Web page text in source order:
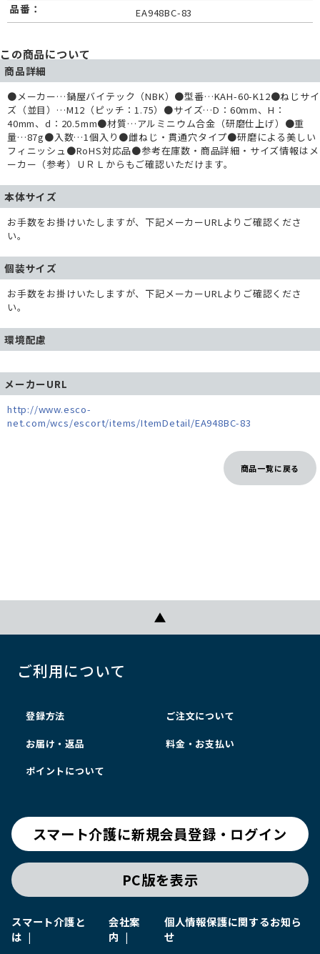
品番： EA948BC-83
この商品について
商品詳細
●メーカー…鍋屋バイテック（NBK）●型番…KAH-60-K12●ねじサイ
ズ（並目）…M12（ピッチ：1.75）●サイズ…D：60mm、H：
40mm、d：20.5mm●材質…アルミニウム合金（研磨仕上げ）●重
量…87g●入数…1個入り●雌ねじ・貫通穴タイプ●研磨による美しい
フィニッシュ●RoHS対応品●参考在庫数・商品詳細・サイズ情報はメ
ーカー（参考）ＵＲＬからもご確認いただけます。
本体サイズ
お手数をお掛けいたしますが、下記メーカーURLよりご確認くださ
い。
個装サイズ
お手数をお掛けいたしますが、下記メーカーURLよりご確認くださ
い。
環境配慮
メーカーURL
http://www.esco-
net.com/wcs/escort/items/ItemDetail/EA948BC-83
商品一覧に戻る
ご利用について
登録方法 ご注文について
お届け・返品 料金・お支払い
ポイントについて
スマート介護に新規会員登録・ログイン
PC版を表示
スマート介護と
は
会社案
内
個人情報保護に関するお知ら
せ